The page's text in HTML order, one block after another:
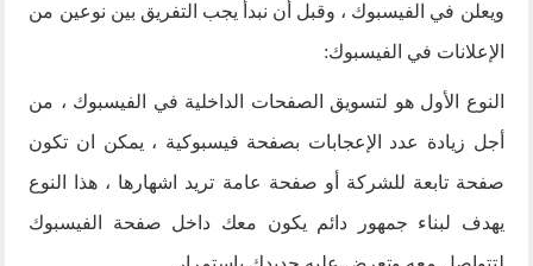
ويعلن في الفيسبوك ، وقبل أن نبدأ يجب التفريق بين نوعين من
الإعلانات في الفيسبوك:
النوع الأول هو لتسويق الصفحات الداخلية في الفيسبوك ، من
أجل زيادة عدد الإعجابات بصفحة فيسبوكية ، يمكن ان تكون
صفحة تابعة للشركة أو صفحة عامة تريد اشهارها ، هذا النوع
يهدف لبناء جمهور دائم يكون معك داخل صفحة الفيسبوك